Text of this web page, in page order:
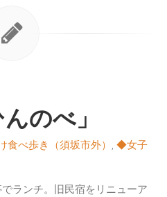
のべ」
食べ歩き（須坂市外） , ◆女子
ランチ。旧民宿をリニューア